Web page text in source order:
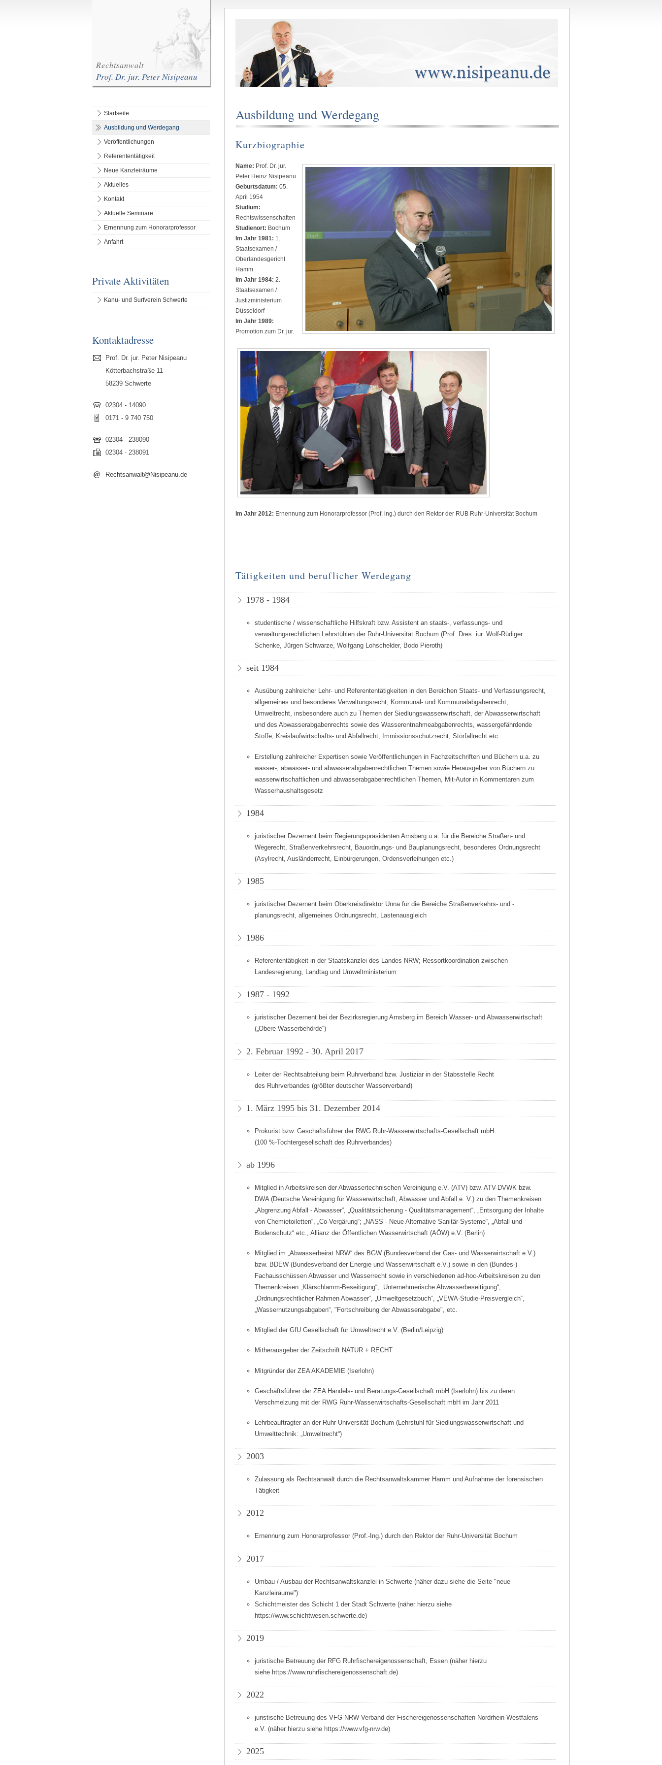
Rechtsanwalt
Prof. Dr. jur. Peter Nisipeanu
Startseite
Ausbildung und Werdegang
Veröffentlichungen
Referententätigkeit
Neue Kanzleiräume
Aktuelles
Kontakt
Aktuelle Seminare
Ernennung zum Honorarprofessor
Anfahrt
Private Aktivitäten
Kanu- und Surfverein Schwerte
Kontaktadresse
Prof. Dr. jur. Peter Nisipeanu
Kötterbachstraße 11
58239 Schwerte
02304 - 14090
0171 - 9 740 750
02304 - 238090
02304 - 238091
Rechtsanwalt@Nisipeanu.de
Ausbildung und Werdegang
Kurzbiographie
Name: Prof. Dr. jur.
Peter Heinz Nisipeanu
Geburtsdatum: 05.
April 1954
Studium:
Rechtswissenschaften
Studienort: Bochum
Im Jahr 1981: 1.
Staatsexamen /
Oberlandesgericht
Hamm
Im Jahr 1984: 2.
Staatsexamen /
Justizministerium
Düsseldorf
Im Jahr 1989:
Promotion zum Dr. jur.
Im Jahr 2012: Ernennung zum Honorarprofessor (Prof. ing.) durch den Rektor der RUB Ruhr-Universität Bochum
Tätigkeiten und beruflicher Werdegang
1978 - 1984
studentische / wissenschaftliche Hilfskraft bzw. Assistent an staats-, verfassungs- und
verwaltungsrechtlichen Lehrstühlen der Ruhr-Universität Bochum (Prof. Dres. iur. Wolf-Rüdiger
Schenke, Jürgen Schwarze, Wolfgang Lohschelder, Bodo Pieroth)
seit 1984
Ausübung zahlreicher Lehr- und Referententätigkeiten in den Bereichen Staats- und Verfassungsrecht,
allgemeines und besonderes Verwaltungsrecht, Kommunal- und Kommunalabgabenrecht,
Umweltrecht, insbesondere auch zu Themen der Siedlungswasserwirtschaft, der Abwasserwirtschaft
und des Abwasserabgabenrechts sowie des Wasserentnahmeabgabenrechts, wassergefährdende
Stoffe, Kreislaufwirtschafts- und Abfallrecht, Immissionsschutzrecht, Störfallrecht etc.
Erstellung zahlreicher Expertisen sowie Veröffentlichungen in Fachzeitschriften und Büchern u.a. zu
wasser-, abwasser- und abwasserabgabenrechtlichen Themen sowie Herausgeber von Büchern zu
wasserwirtschaftlichen und abwasserabgabenrechtlichen Themen, Mit-Autor in Kommentaren zum
Wasserhaushaltsgesetz
1984
juristischer Dezernent beim Regierungspräsidenten Arnsberg u.a. für die Bereiche Straßen- und
Wegerecht, Straßenverkehrsrecht, Bauordnungs- und Bauplanungsrecht, besonderes Ordnungsrecht
(Asylrecht, Ausländerrecht, Einbürgerungen, Ordensverleihungen etc.)
1985
juristischer Dezernent beim Oberkreisdirektor Unna für die Bereiche Straßenverkehrs- und -
planungsrecht, allgemeines Ordnungsrecht, Lastenausgleich
1986
Referententätigkeit in der Staatskanzlei des Landes NRW; Ressortkoordination zwischen
Landesregierung, Landtag und Umweltministerium
1987 - 1992
juristischer Dezernent bei der Bezirksregierung Arnsberg im Bereich Wasser- und Abwasserwirtschaft
(„Obere Wasserbehörde“)
2. Februar 1992 - 30. April 2017
Leiter der Rechtsabteilung beim Ruhrverband bzw. Justiziar in der Stabsstelle Recht
des Ruhrverbandes (größter deutscher Wasserverband)
1. März 1995 bis 31. Dezember 2014
Prokurist bzw. Geschäftsführer der RWG Ruhr-Wasserwirtschafts-Gesellschaft mbH
(100 %-Tochtergesellschaft des Ruhrverbandes)
ab 1996
Mitglied in Arbeitskreisen der Abwassertechnischen Vereinigung e.V. (ATV) bzw. ATV-DVWK bzw.
DWA (Deutsche Vereinigung für Wasserwirtschaft, Abwasser und Abfall e. V.) zu den Themenkreisen
„Abgrenzung Abfall - Abwasser“, „Qualitätssicherung - Qualitätsmanagement“, „Entsorgung der Inhalte
von Chemietoiletten“, „Co-Vergärung“; „NASS - Neue Alternative Sanitär-Systeme“, „Abfall und
Bodenschutz“ etc., Allianz der Öffentlichen Wasserwirtschaft (AÖW) e.V. (Berlin)
Mitglied im „Abwasserbeirat NRW“ des BGW (Bundesverband der Gas- und Wasserwirtschaft e.V.)
bzw. BDEW (Bundesverband der Energie und Wasserwirtschaft e.V.) sowie in den (Bundes-)
Fachausschüssen Abwasser und Wasserrecht sowie in verschiedenen ad-hoc-Arbeitskreisen zu den
Themenkreisen „Klärschlamm-Beseitigung“, „Unternehmerische Abwasserbeseitigung“,
„Ordnungsrechtlicher Rahmen Abwasser“, „Umweltgesetzbuch“, „VEWA-Studie-Preisvergleich“,
„Wassernutzungsabgaben“, "Fortschreibung der Abwasserabgabe", etc.
Mitglied der GfU Gesellschaft für Umweltrecht e.V. (Berlin/Leipzig)
Mitherausgeber der Zeitschrift NATUR + RECHT
Mitgründer der ZEA AKADEMIE (Iserlohn)
Geschäftsführer der ZEA Handels- und Beratungs-Gesellschaft mbH (Iserlohn) bis zu deren
Verschmelzung mit der RWG Ruhr-Wasserwirtschafts-Gesellschaft mbH im Jahr 2011
Lehrbeauftragter an der Ruhr-Universität Bochum (Lehrstuhl für Siedlungswasserwirtschaft und
Umwelttechnik: „Umweltrecht“)
2003
Zulassung als Rechtsanwalt durch die Rechtsanwaltskammer Hamm und Aufnahme der forensischen
Tätigkeit
2012
Ernennung zum Honorarprofessor (Prof.-Ing.) durch den Rektor der Ruhr-Universität Bochum
2017
Umbau / Ausbau der Rechtsanwaltskanzlei in Schwerte (näher dazu siehe die Seite "neue
Kanzleiräume")
Schichtmeister des Schicht 1 der Stadt Schwerte (näher hierzu siehe
https://www.schichtwesen.schwerte.de)
2019
juristische Betreuung der RFG Ruhrfischereigenossenschaft, Essen (näher hierzu
siehe https://www.ruhrfischereigenossenschaft.de)
2022
juristische Betreuung des VFG NRW Verband der Fischereigenossenschaften Nordrhein-Westfalens
e.V. (näher hierzu siehe https://www.vfg-nrw.de)
2025